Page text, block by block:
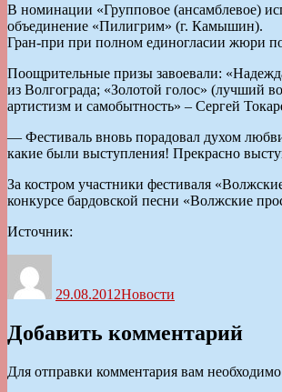
В номинации «Групповое (ансамблевое)
объединение «Пилигрим» (г. Камышин).
Гран-при при полном единогласии жюри
Поощрительные призы завоевали:
из Волгограда; «Золотой голос» (лучший
артистизм и самобытность» – Сергей
― Фестиваль вновь порадовал духом
какие были выступления! Прекрасно
За костром участники фестиваля
конкурсе бардовской песни «Волжские
Источник:
29.08.2012Новости
Добавить комментарий
Для отправки комментария вам необходимо